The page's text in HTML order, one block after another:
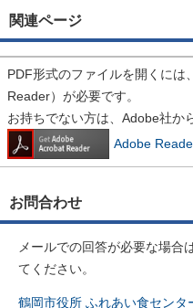
関連ページ
PDF形式のファイルを開くに
Reader）が必要です。
お持ちでない方は、Adobe社か
Adobe
お問合わせ
メールでの回答が必要な場合
てください。
鶴岡市役所 ふれあい食センタ